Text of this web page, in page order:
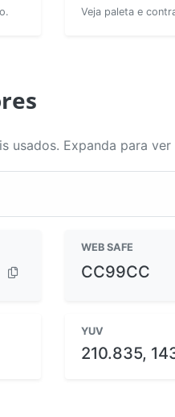
Veja paleta e
usados. Expanda para
WEB SAFE
CC99CC
YUV
210.835,